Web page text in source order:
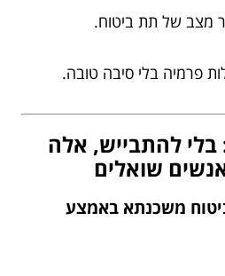
מצב של תת ביטוח.
פרמיה בלי סיבה טובה.
להתבייש, אלה
שואלים
משכנתא באמצע